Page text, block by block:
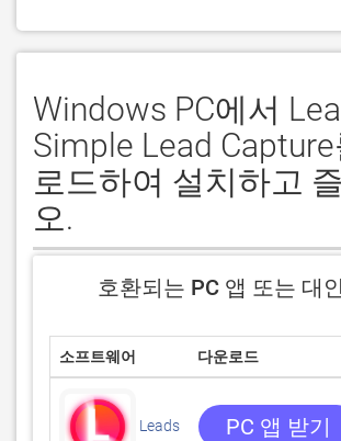
Windows PC에서
Simple Lead
로드하여 설치하고
오.
호환되는 PC 앱 또는 대
소프트웨어 다운로드
Leads PC 앱 받기